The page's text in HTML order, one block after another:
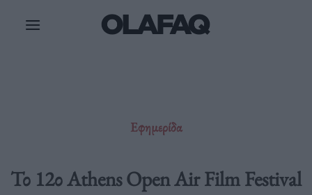
Εφημερίδα
Το 12ο Athens Open Air Film Festival